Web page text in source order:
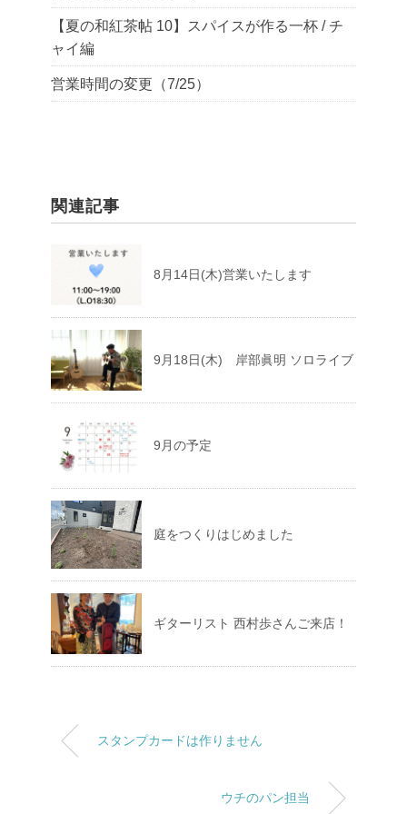
【夏の和紅茶帖 10】スパイスが作る一杯 / チ
ャイ編
営業時間の変更（7/25）
関連記事
8月14日(木)営業いたします
9月18日(木) 岸部眞明 ソロライブ
9月の予定
庭をつくりはじめました
ギターリスト 西村歩さんご来店！
スタンプカードは作りません
ウチのパン担当